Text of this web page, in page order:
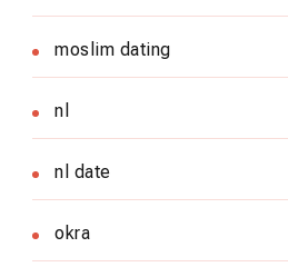
moslim dating
nl
nl date
okra